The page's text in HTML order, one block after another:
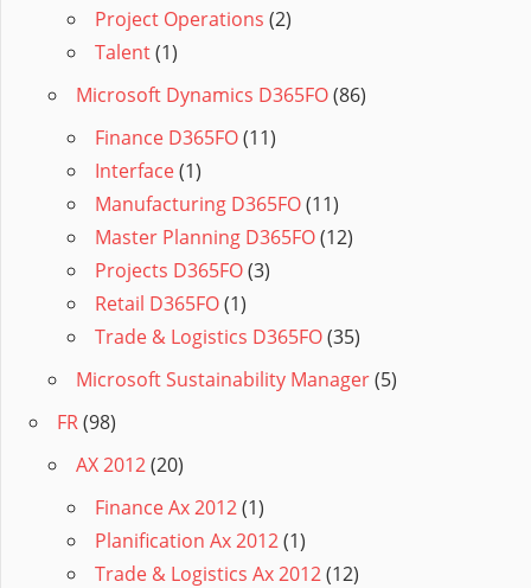
Project Operations (2)
Talent(1)
Microsoft Dynamics D365FO(86)
Finance D365FO(11)
Interface(1)
Manufacturing D365FO(11)
Master Planning D365FO(12)
Projects D365FO(3)
Retail D365FO(1)
Trade & Logistics D365FO(35)
Microsoft Sustainability Manager(5)
FR(98)
AX 2012(20)
Finance Ax 2012(1)
Planification Ax 2012(1)
Trade & Logistics Ax 2012(12)